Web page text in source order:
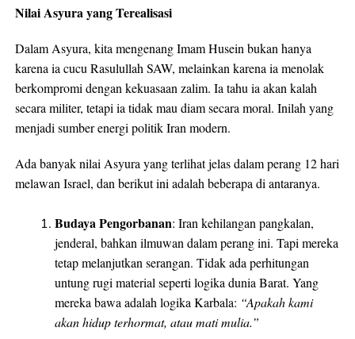
Nilai Asyura yang Terealisasi
Dalam Asyura, kita mengenang Imam Husein bukan hanya
karena ia cucu Rasulullah SAW, melainkan karena ia menolak
berkompromi dengan kekuasaan zalim. Ia tahu ia akan kalah
secara militer, tetapi ia tidak mau diam secara moral. Inilah yang
menjadi sumber energi politik Iran modern.
Ada banyak nilai Asyura yang terlihat jelas dalam perang 12 hari
melawan Israel, dan berikut ini adalah beberapa di antaranya.
Budaya Pengorbanan: Iran kehilangan pangkalan,
jenderal, bahkan ilmuwan dalam perang ini. Tapi mereka
tetap melanjutkan serangan. Tidak ada perhitungan
untung rugi material seperti logika dunia Barat. Yang
mereka bawa adalah logika Karbala: “Apakah kami
akan hidup terhormat, atau mati mulia.”